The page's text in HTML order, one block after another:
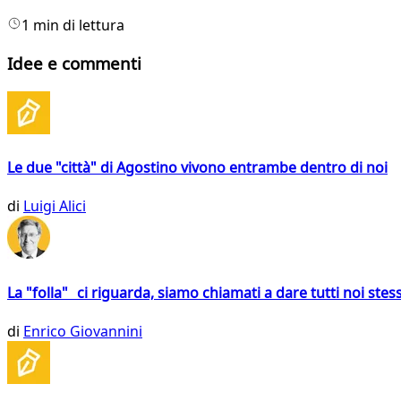
1 min di lettura
Idee e commenti
Le due "città" di Agostino vivono entrambe dentro di noi
di Luigi Alici
La "folla" ci riguarda, siamo chiamati a dare tutti noi
di Enrico Giovannini